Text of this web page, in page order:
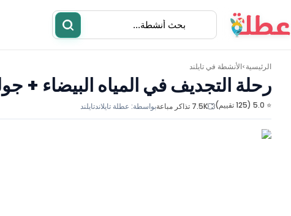
أنشطة مطاعم
الرئيسية >الأنشطة فيتايلند
رحلة التجديف في المياه البيضاء +
⭐ 5.0 (125 تقييم) 7.5K تذاكر مباعة بواسطة: عطلة تايلاندتايلند